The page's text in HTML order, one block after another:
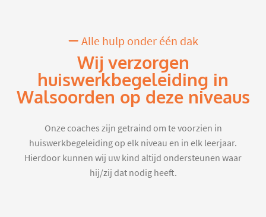
Alle hulp onder één dak
Wij verzorgen
huiswerkbegeleiding in
Walsoorden op deze niveaus
Onze coaches zijn getraind om te voorzien in
huiswerkbegeleiding op elk niveau en in elk leerjaar.
Hierdoor kunnen wij uw kind altijd ondersteunen waar
hij/zij dat nodig heeft.